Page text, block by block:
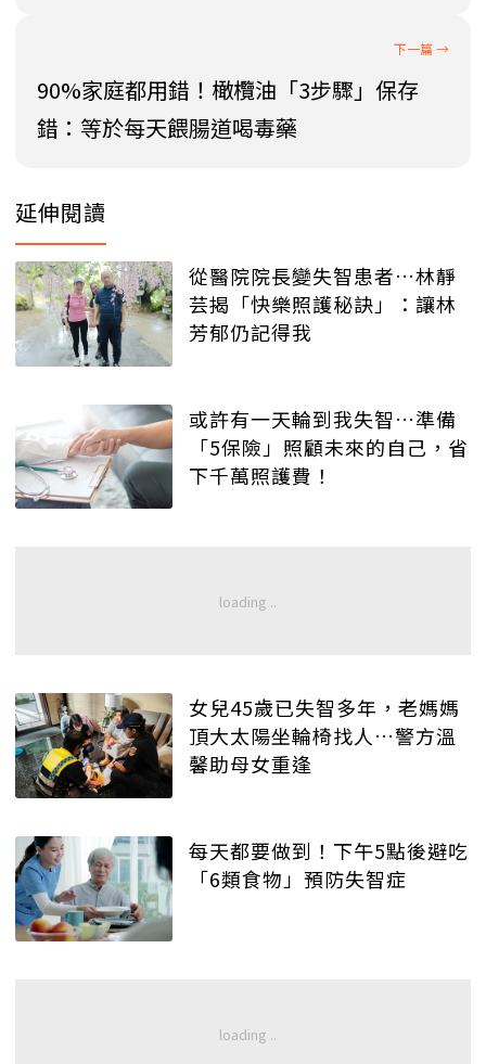
90%家庭都用錯！橄欖油「3步驟」保存
錯：等於每天餵腸道喝毒藥
延伸閱讀
從醫院院長變失智患者…林靜
芸揭「快樂照護秘訣」：讓林
芳郁仍記得我
或許有一天輪到我失智…準備
「5保險」照顧未來的自己，省
下千萬照護費！
女兒45歲已失智多年，老媽媽
頂大太陽坐輪椅找人…警方溫
馨助母女重逢
每天都要做到！下午5點後避吃
「6類食物」預防失智症